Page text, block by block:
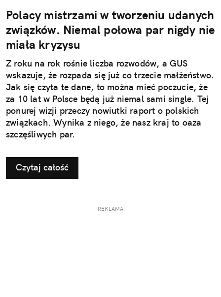
Polacy mistrzami w tworzeniu udanych
związków. Niemal połowa par nigdy nie
miała kryzysu
Z roku na rok rośnie liczba rozwodów, a GUS
wskazuje, że rozpada się już co trzecie małżeństwo.
Jak się czyta te dane, to można mieć poczucie, że
za 10 lat w Polsce będą już niemal sami single. Tej
ponurej wizji przeczy nowiutki raport o polskich
związkach. Wynika z niego, że nasz kraj to oaza
szczęśliwych par.
Czytaj całość
REKLAMA